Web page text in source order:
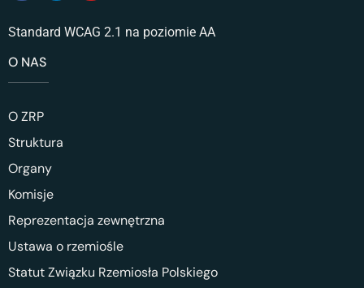
Standard WCAG 2.1 na poziomie AA
O NAS
O ZRP
Struktura
Organy
Komisje
Reprezentacja zewnętrzna
Ustawa o rzemiośle
Statut Związku Rzemiosła Polskiego